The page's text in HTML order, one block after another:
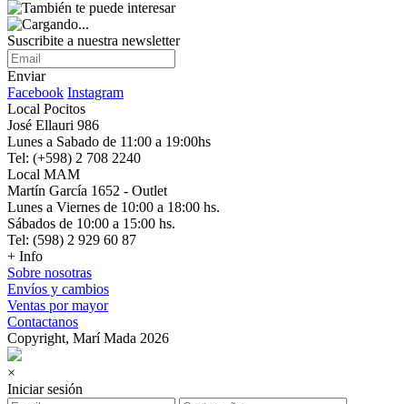
Suscribite a nuestra newsletter
Enviar
Facebook Instagram
Local Pocitos
José Ellauri 986
Lunes a Sabado de 11:00 a 19:00hs
Tel: (+598) 2 708 2240
Local MAM
Martín García 1652 - Outlet
Lunes a Viernes de 10:00 a 18:00 hs.
Sábados de 10:00 a 15:00 hs.
Tel: (598) 2 929 60 87
+ Info
Sobre nosotras
Envíos y cambios
Ventas por mayor
Contactanos
Copyright, Marí Mada 2026
×
Iniciar sesión